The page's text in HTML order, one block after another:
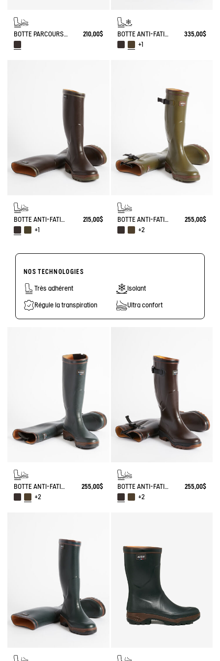
BOTTE PARCOURS 2.0 ANTI-FATIGUE 210,00$ BOTTE ANTI-FATIGUE PARCOURS 2.0 AJUSTABLE DOUBLÉE NÉOPRÈNE
335,00$
+1
BOTTE ANTI-FATIGUE PARCOURS 2.0
215,00$
+1
BOTTE ANTI-FATIGUE PARCOURS 2.0 AJUSTABLE
255,00$
+2
NOS TECHNOLOGIES
Très adhérent Isolant
Régule la transpiration Ultra confort
BOTTE ANTI-FATIGUE PARCOURS 2.0 AJUSTABLE
255,00$
+2
BOTTE ANTI-FATIGUE PARCOURS 2.0 AJUSTABLE
255,00$
+2